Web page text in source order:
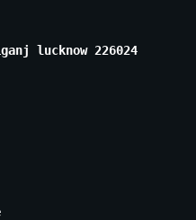
lucknow 226024